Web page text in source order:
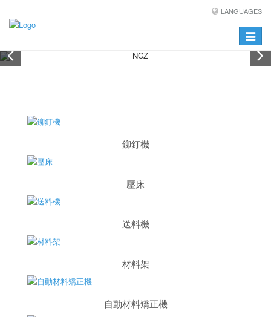
LANGUAGES
Toggle
鉚釘機
壓床
送料機
材料架
自動材料矯正機